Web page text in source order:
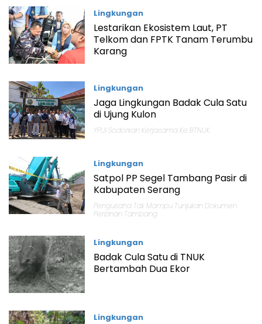
Lingkungan
Lestarikan Ekosistem Laut, PT
Telkom dan FPTK Tanam Terumbu
Karang
Lingkungan
Jaga Lingkungan Badak Cula Satu
di Ujung Kulon
YPUI Sodorkan Kerjasama Ke BTNUK
Lingkungan
Satpol PP Segel Tambang Pasir di
Kabupaten Serang
Pengusaha Tak Mampu Tunjukan Dokumen
Perizinan Tambang
Lingkungan
Badak Cula Satu di TNUK
Bertambah Dua Ekor
Lingkungan